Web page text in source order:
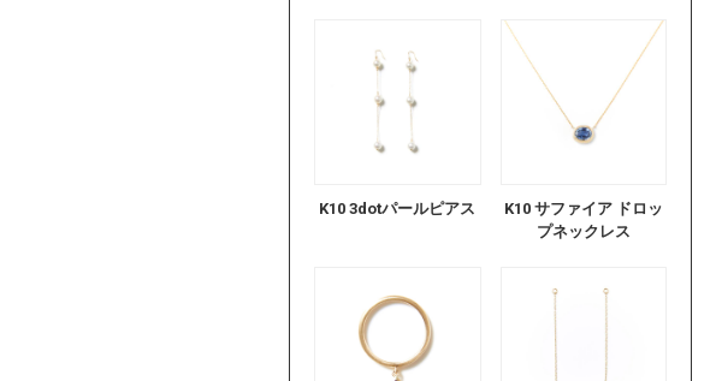
K10 3dotパールピアス
K10 サファイア ドロッ
プネックレス